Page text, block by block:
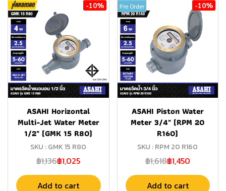
-10%
ASAHI Horizontal
Multi-Jet Water Meter
1/2" (GMK 15 R80)
SKU : GMK 15 R80
฿1,136฿1,025
Add to cart
Pre Order -10%
ASAHI Piston Water
Meter 3/4" (RPM 20
R160)
SKU : RPM 20 R160
฿1,618฿1,450
Add to cart